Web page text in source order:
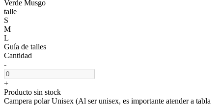
Verde Musgo
talle
S
M
L
Guía de talles
Cantidad
-
+
Producto sin stock
Campera polar Unisex (Al ser unisex, es importante atender a tabla